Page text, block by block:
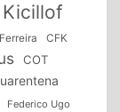
CFK
COT
Federico Ugo